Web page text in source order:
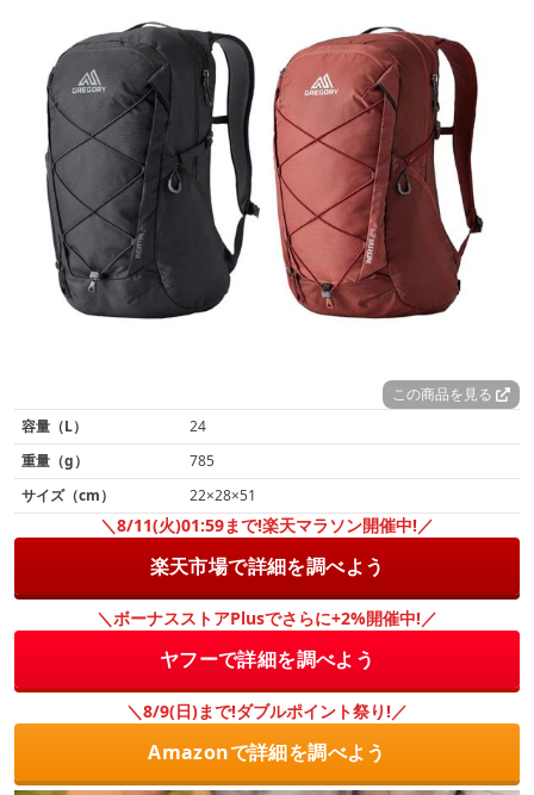
この商品を見る
容量（L）
24
重量（g）
785
サイズ（cm）
22×28×51
＼8/11(火)01:59まで!楽天マラソン開催中!／
楽天市場で詳細を調べよう
＼ボーナスストアPlusでさらに+2%開催中!／
ヤフーで詳細を調べよう
＼8/9(日)まで!ダブルポイント祭り!／
Amazonで詳細を調べよう